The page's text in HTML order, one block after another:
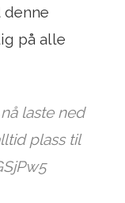
denne
på alle
laste ned
plass til